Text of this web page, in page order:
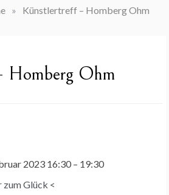
» Künstlertreff – Homberg Ohm
Homberg Ohm
2023 16:30 – 19:30
zum Glück <